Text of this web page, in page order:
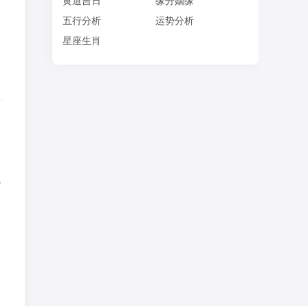
五行分析
运势分析
星座生肖